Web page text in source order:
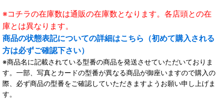
※コチラの在庫数は通販の在庫数となります。各店頭との在
庫とは異なります。
商品の状態表記についての詳細はこちら（初めて購入される
方は必ずご確認下さい）
※商品名に記載されている型番の商品を発送させていただいておりま
す。一部、写真とカードの型番が異なる商品が御座いますので購入の
際、必ず商品の型番をご確認していただきますようお願い申し上げま
す。